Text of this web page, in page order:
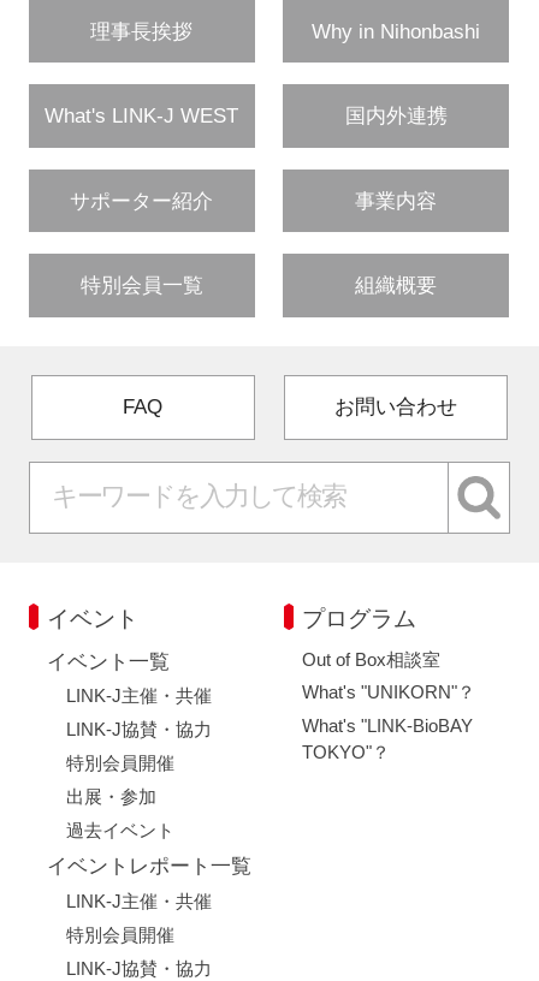
理事長挨拶 Why in Nihonbashi
What's LINK-J WEST 国内外連携
サポーター紹介 事業内容
特別会員一覧 組織概要
FAQ お問い合わせ
イベント
イベント一覧
LINK-J主催・共催
LINK-J協賛・協力
特別会員開催
出展・参加
過去イベント
イベントレポート一覧
LINK-J主催・共催
特別会員開催
LINK-J協賛・協力
プログラム
Out of Box相談室
What's "UNIKORN"？
What's "LINK-BioBAY
TOKYO"？